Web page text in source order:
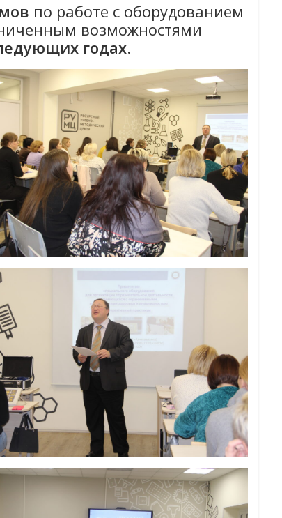
по работе с оборудованием
возможностями
годах.